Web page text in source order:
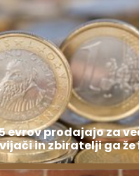
evrov prodajajo za
in zbiratelji ga že